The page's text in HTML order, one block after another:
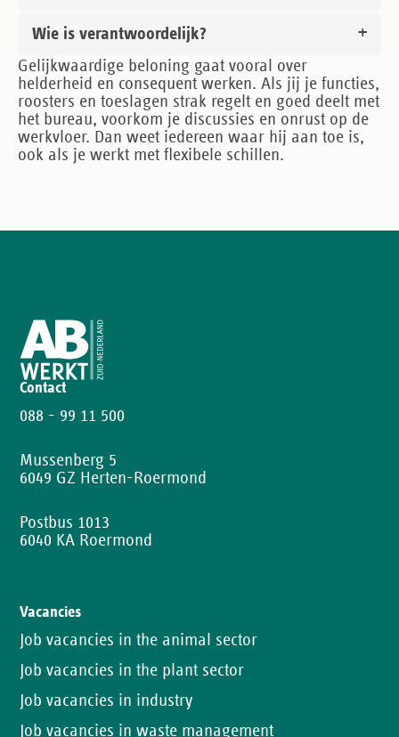
Wie is verantwoordelijk?
Gelijkwaardige beloning gaat vooral over
helderheid en consequent werken. Als jij je functies,
roosters en toeslagen strak regelt en goed deelt met
het bureau, voorkom je discussies en onrust op de
werkvloer. Dan weet iedereen waar hij aan toe is,
ook als je werkt met flexibele schillen.
Contact
088 - 99 11 500
Mussenberg 5
6049 GZ Herten-Roermond
Postbus 1013
6040 KA Roermond
Vacancies
Job vacancies in the animal sector
Job vacancies in the plant sector
Job vacancies in industry
Job vacancies in waste management